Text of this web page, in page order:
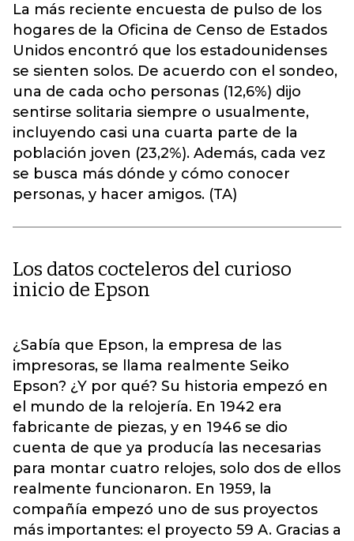
La más reciente encuesta de pulso de los
hogares de la Oficina de Censo de Estados
Unidos encontró que los estadounidenses
se sienten solos. De acuerdo con el sondeo,
una de cada ocho personas (12,6%) dijo
sentirse solitaria siempre o usualmente,
incluyendo casi una cuarta parte de la
población joven (23,2%). Además, cada vez
se busca más dónde y cómo conocer
personas, y hacer amigos. (TA)
Los datos cocteleros del curioso
inicio de Epson
¿Sabía que Epson, la empresa de las
impresoras, se llama realmente Seiko
Epson? ¿Y por qué? Su historia empezó en
el mundo de la relojería. En 1942 era
fabricante de piezas, y en 1946 se dio
cuenta de que ya producía las necesarias
para montar cuatro relojes, solo dos de ellos
realmente funcionaron. En 1959, la
compañía empezó uno de sus proyectos
más importantes: el proyecto 59 A. Gracias a